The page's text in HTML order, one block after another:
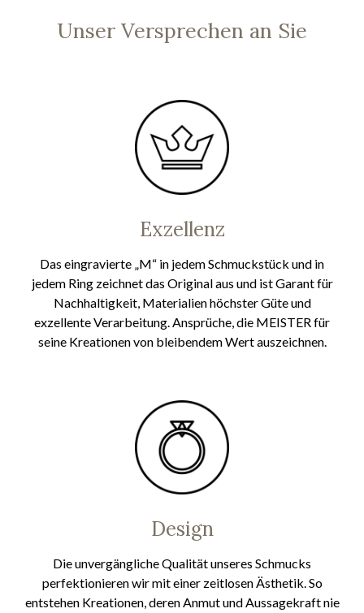
Unser Versprechen an Sie
Exzellenz
Das eingravierte „M“ in jedem Schmuckstück und in
jedem Ring zeichnet das Original aus und ist Garant für
Nachhaltigkeit, Materialien höchster Güte und
exzellente Verarbeitung. Ansprüche, die MEISTER für
seine Kreationen von bleibendem Wert auszeichnen.
Design
Die unvergängliche Qualität unseres Schmucks
perfektionieren wir mit einer zeitlosen Ästhetik. So
entstehen Kreationen, deren Anmut und Aussagekraft nie